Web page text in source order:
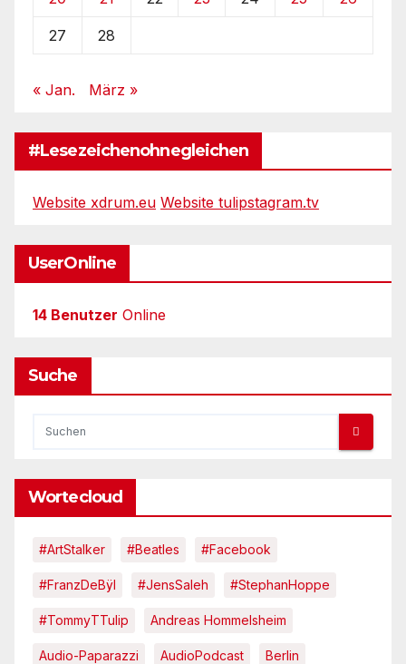
27 28
« Jan. März »
#Lesezeichenohnegleichen
Website xdrum.eu Website tulipstagram.tv
UserOnline
14 Benutzer Online
Suche
Wortecloud
#ArtStalker #Beatles #Facebook
#FranzDeBÿl #JensSaleh #StephanHoppe
#TommyTTulip Andreas Hommelsheim
Audio-Paparazzi AudioPodcast Berlin